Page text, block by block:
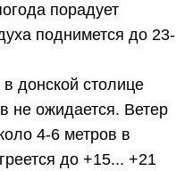
порадует
поднимется до 23-
донской столице
не ожидается. Ветер
4-6 метров в
до +15... +21